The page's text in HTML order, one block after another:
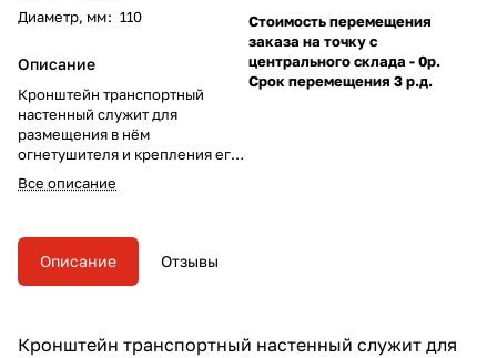
Диаметр, мм: 110
Описание
Кронштейн транспортный
настенный служит для
размещения в нём
огнетушителя и крепления его
к стенам и другим
поверхностям. Эти
используются для монтажа в
общественном транспорте и на
автомобилях.
Все описание
Стоимость перемещения
заказа на точку с
центрального склада - 0р.
Срок перемещения 3 р.д.
Описание Отзывы
Кронштейн транспортный настенный служит для